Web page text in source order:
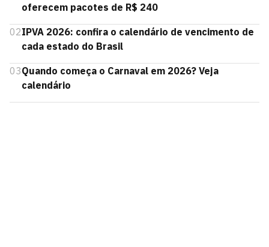
oferecem pacotes de R$ 240
02IPVA 2026: confira o calendário de vencimento de
cada estado do Brasil
03Quando começa o Carnaval em 2026? Veja
calendário